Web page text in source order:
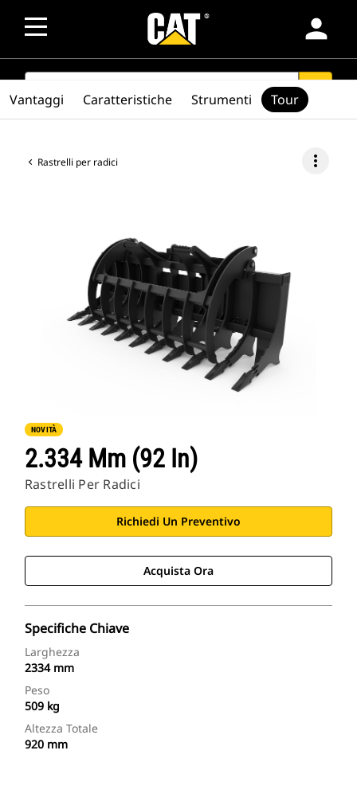
person
SEARCH search
Rastrelli per radici more_vert
NOVITÀ
2.334 Mm (92 In)
Rastrelli Per Radici
Richiedi Un Preventivo
Acquista Ora
Specifiche Chiave
Larghezza
2334 mm
Peso
509 kg
Altezza Totale
920 mm
Vantaggi Caratteristiche Strumenti Tour